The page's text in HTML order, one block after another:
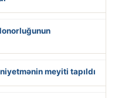
meyiti tapıldı